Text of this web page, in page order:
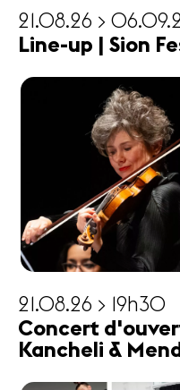
21.08.26 >
Line-up | Sion
21.08.26 > 19h30
Concert
Kancheli &